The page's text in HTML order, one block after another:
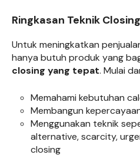
Ringkasan Teknik
Untuk meningkatkan
hanya butuh produk yang
closing yang tepat. Mulai
Memahami kebutuhan
Membangun
Menggunakan teknik
alternative, scarcity,
closing